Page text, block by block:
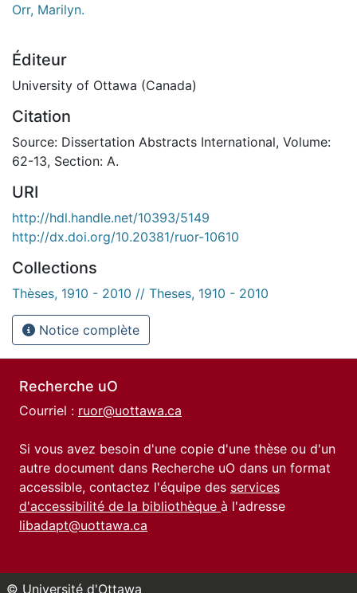
Orr, Marilyn.
Éditeur
University of Ottawa (Canada)
Citation
Source: Dissertation Abstracts International, Volume:
62-13, Section: A.
URI
http://hdl.handle.net/10393/5149
http://dx.doi.org/10.20381/ruor-10610
Collections
Thèses, 1910 - 2010 // Theses, 1910 - 2010
Notice complète
Recherche uO
Courriel : ruor@uottawa.ca
Si vous avez besoin d'une copie d'une thèse ou d'un
autre document dans Recherche uO dans un format
accessible, contactez l'équipe des services
d'accessibilité de la bibliothèque à l'adresse
libadapt@uottawa.ca
© Université d'Ottawa